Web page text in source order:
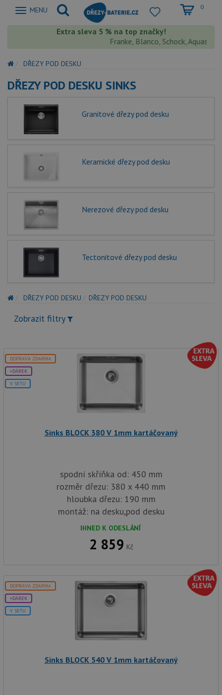
Zobrazit
MENU 0
Extra sleva 5 % na top značky!
Franke, Blanco, Schock,
DŘEZY POD DESKU
DŘEZY POD DESKU SINKS
Granitové dřezy pod desku
Keramické dřezy pod desku
Nerezové dřezy pod desku
Tectonitové dřezy pod desku
DŘEZY POD DESKU DŘEZY POD DESKU
Zobrazit filtry
DOPRAVA ZDARMA
+DÁREK
V SETU
Sinks BLOCK 380 V 1mm kartáčovaný
spodní skříňka od: 450 mm
rozměr dřezu: 380 x 440 mm
hloubka dřezu: 190 mm
montáž: na desku,pod desku
IHNED K ODESLÁNÍ
2 859 Kč
DOPRAVA ZDARMA
+DÁREK
V SETU
Sinks BLOCK 540 V 1mm kartáčovaný